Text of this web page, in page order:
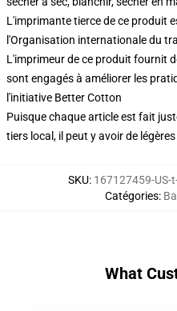
L'imprimante tierce de ce produit
l'Organisation internationale du
L'imprimeur de ce produit fournit
sont engagés à améliorer les
l'initiative Better Cotton
Puisque chaque article est fait
tiers local, il peut y avoir de
SKU: 167127459-US-
Catégories:
What